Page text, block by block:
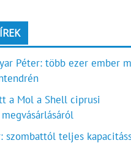
Péter: több ezer ember
a Mol a Shell ciprusi
szombattól teljes